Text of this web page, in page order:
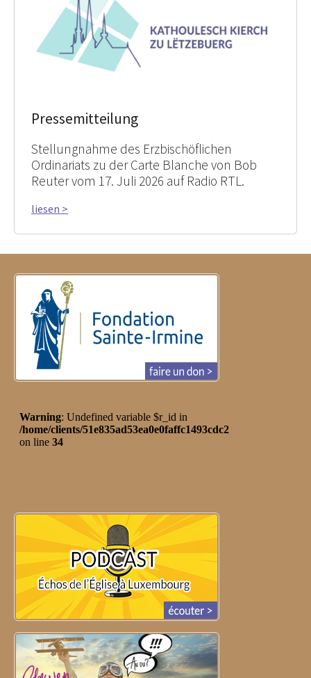
Pressemitteilung
Stellungnahme des Erzbischöflichen
Ordinariats zu der Carte Blanche von Bob
Reuter vom 17. Juli 2026 auf Radio RTL.
liesen >